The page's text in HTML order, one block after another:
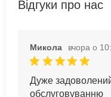
Відгуки про нас
Микола вчора о
Дуже
обслуговуванню